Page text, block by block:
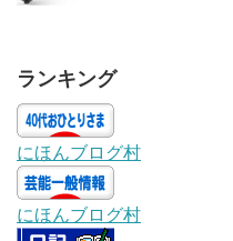
ランキング
にほんブログ村
にほんブログ村